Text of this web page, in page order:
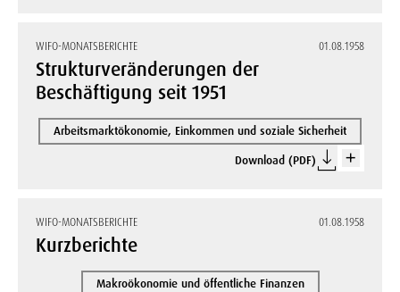
WIFO-MONATSBERICHTE 01.08.1958
Strukturveränderungen der
Beschäftigung seit 1951
Arbeitsmarktökonomie, Einkommen und soziale Sicherheit
Download (PDF)
WIFO-MONATSBERICHTE 01.08.1958
Kurzberichte
Makroökonomie und öffentliche Finanzen